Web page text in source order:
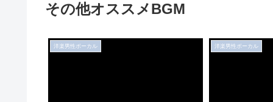
その他オススメBGM
洋楽男性ボーカル 洋楽男性ボーカル